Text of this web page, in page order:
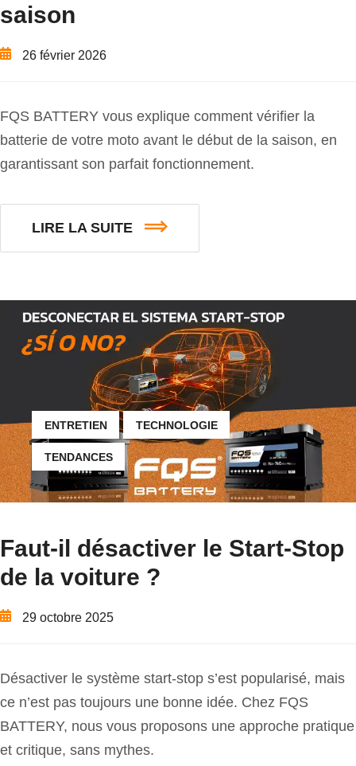
saison
26 février 2026
FQS BATTERY vous explique comment vérifier la
batterie de votre moto avant le début de la saison, en
garantissant son parfait fonctionnement.
LIRE LA SUITE
ENTRETIEN TECHNOLOGIE
TENDANCES
Faut-il désactiver le Start-Stop
de la voiture ?
29 octobre 2025
Désactiver le système start-stop s’est popularisé, mais
ce n’est pas toujours une bonne idée. Chez FQS
BATTERY, nous vous proposons une approche pratique
et critique, sans mythes.